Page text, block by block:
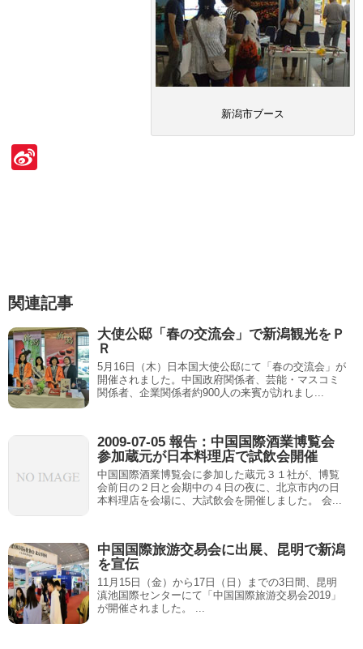
新潟市ブース
b
o
関連記事
大使公邸「春の交流会」で新潟観光をＰ
Ｒ
5月16日（木）日本国大使公邸にて「春の交流会」が
開催されました。中国政府関係者、芸能・マスコミ
関係者、企業関係者約900人の来賓が訪れまし...
2009-07-05 報告：中国国際酒業博覧会
参加蔵元が日本料理店で試飲会開催
中国国際酒業博覧会に参加した蔵元３１社が、博覧
会前日の２日と会期中の４日の夜に、北京市内の日
本料理店を会場に、大試飲会を開催しました。 会...
中国国際旅游交易会に出展、昆明で新潟
を宣伝
11月15日（金）から17日（日）までの3日間、昆明
滇池国際センターにて「中国国際旅游交易会2019」
が開催されました。 ...